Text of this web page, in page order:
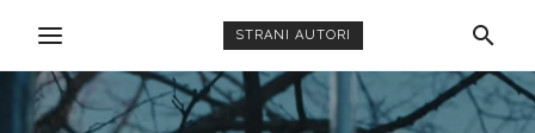
STRANI AUTORI